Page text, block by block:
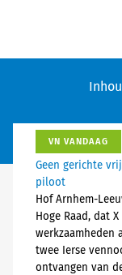
VN VANDAAG
Geen gerichte
piloot
Hof Arnhem-
Hoge Raad, dat
twee Ierse
ontvangen van